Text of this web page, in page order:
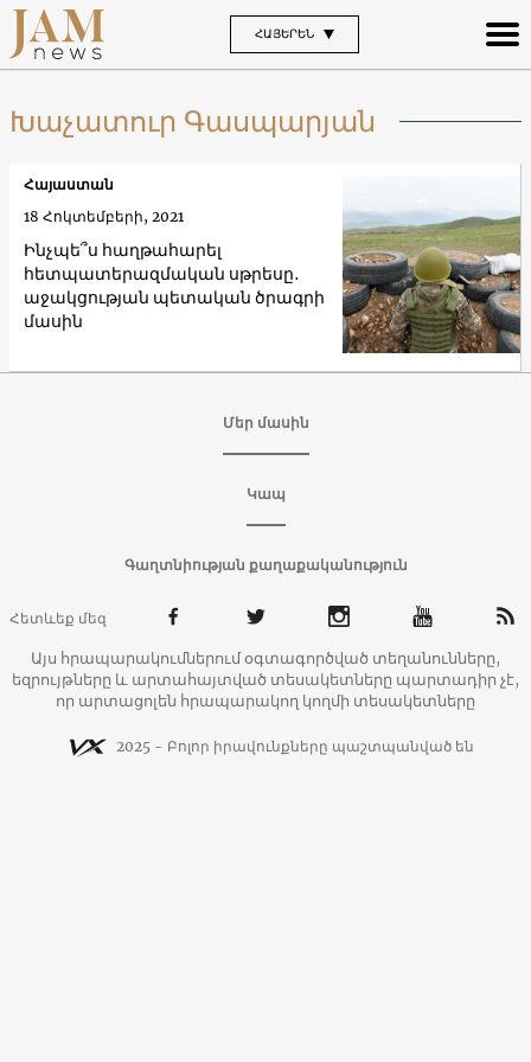
ՀԱՅԵՐԵՆ
Խաչատուր Գասպարյան
Ինչպե՞ս հաղթահարել
հետպատերազմական սթրեսը․
աջակցության պետական ծրագրի
մասին
Հայաստան
18 Հոկտեմբերի, 2021
Մեր մասին
Կապ
Գաղտնիության քաղաքականություն
Հետևեք մեզ
Այս հրապարակումներում օգտագործված տեղանունները,
եզրույթները և արտահայտված տեսակետները պարտադիր չէ,
որ արտացոլեն հրապարակող կողմի տեսակետները
2025 - Բոլոր իրավունքները պաշտպանված են